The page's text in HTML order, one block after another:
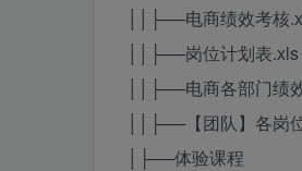
││├──电商绩效考核
││├──岗位计划表.xls
││├──电商各部门绩
││├──【团队】各
│├──体验课程